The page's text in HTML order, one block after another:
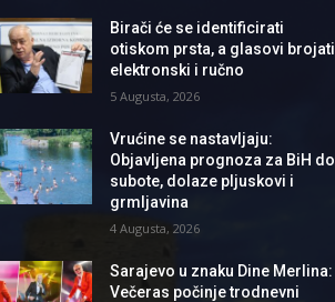
Birači će se identificirati
otiskom prsta, a glasovi brojati
elektronski i ručno
5 Augusta, 2026
Vrućine se nastavljaju:
Objavljena prognoza za BiH do
subote, dolaze pljuskovi i
grmljavina
4 Augusta, 2026
Sarajevo u znaku Dine Merlina:
Večeras počinje trodnevni